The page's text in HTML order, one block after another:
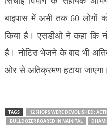
बाइपास में अभी तक 60 लोगों
किया है। एसडीओ ने कहा कि
है। नोटिस भेजने के बाद भी
ओर से अतिक्रमण हटाया जाएगा।
TAGS
12 SHOPS WERE DEMOLISHED;
BULLDOZER ROARED IN NAINITAL
DHAMI